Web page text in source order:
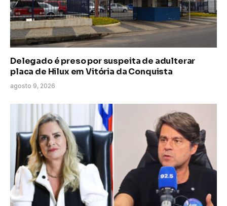
Delegado é preso por suspeita de adulterar
placa de Hilux em Vitória da Conquista
agosto 9, 2026